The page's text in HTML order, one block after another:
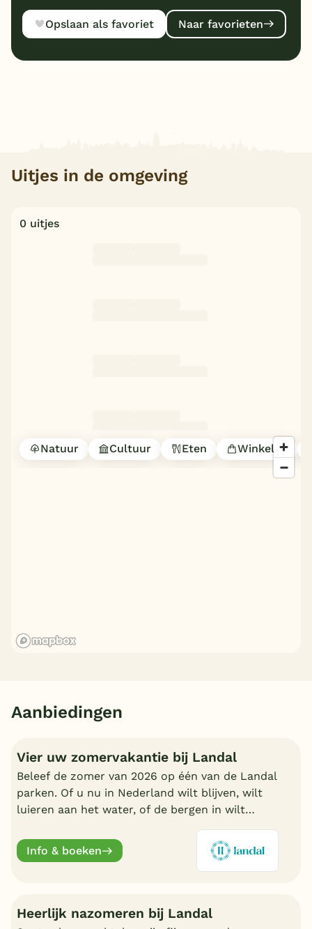
Opslaan als favoriet Naar favorieten
Uitjes in de omgeving
0 uitjes
Natuur Cultuur Eten Winkelen
Aanbiedingen
Vier uw zomervakantie bij Landal
Beleef de zomer van 2026 op één van de Landal
parken. Of u nu in Nederland wilt blijven, wilt
luieren aan het water, of de bergen in wilt
fijn Landal park.
Info & boeken
Heerlijk nazomeren bij Landal